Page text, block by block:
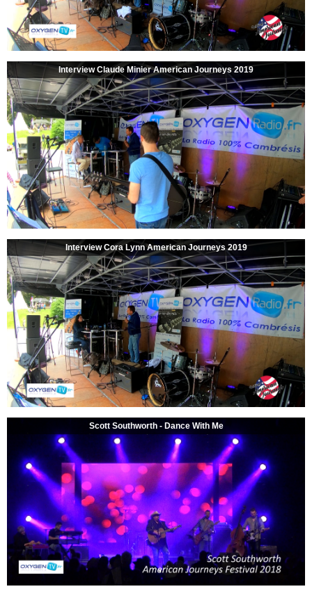
Interview Claude Minier American Journeys 2019
Interview Cora Lynn American Journeys 2019
Scott Southworth - Dance With Me